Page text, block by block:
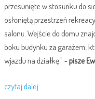
przesunięte w stosunku do
osłoniętą przestrzeń
salonu. Wejście do domu
boku budynku za garażem,
wjazdu na działkę." -pisze
czytaj dalej...